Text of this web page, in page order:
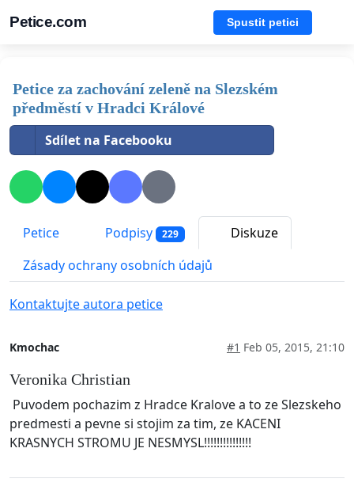
Petice.com Spustit petici
Petice za zachování zeleně na Slezském
předměstí v Hradci Králové
Sdílet na Facebooku
Petice Podpisy 229
Diskuze
Zásady ochrany osobních údajů
Kontaktujte autora petice
Kmochac #1 Feb 05, 2015, 21:10
Veronika Christian
Puvodem pochazim z Hradce Kralove a to ze Slezskeho
predmesti a pevne si stojim za tim, ze KACENI
KRASNYCH STROMU JE NESMYSL!!!!!!!!!!!!!!!